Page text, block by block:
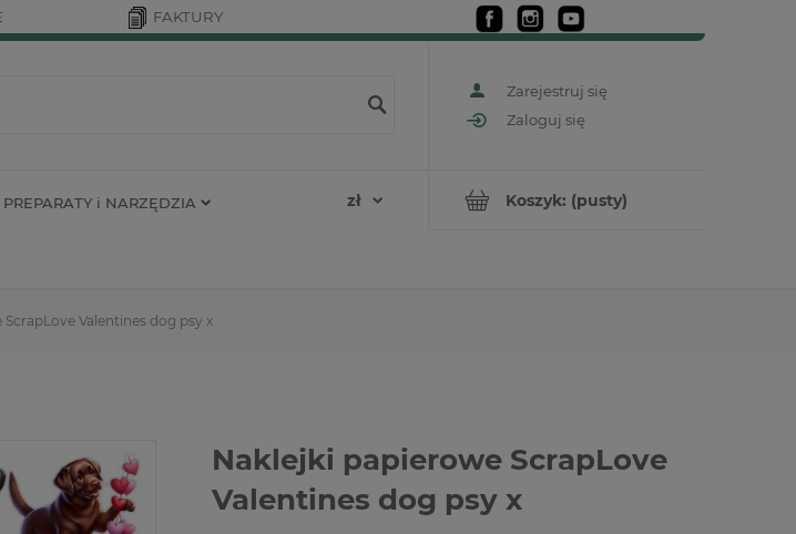
FAKTURY
Zarejestruj się
Zaloguj się
Koszyk: (pusty)
PREPARATY i NARZĘDZIA
Valentines dog psy x
Naklejki papierowe ScrapLove
Valentines dog psy x